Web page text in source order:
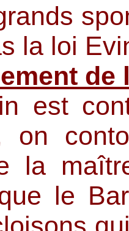
la loi
de
est
on
la
le